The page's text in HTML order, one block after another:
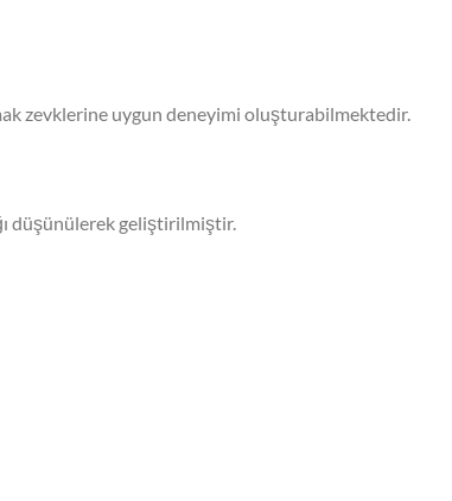
zevklerine uygun deneyimi oluşturabilmektedir.
düşünülerek geliştirilmiştir.